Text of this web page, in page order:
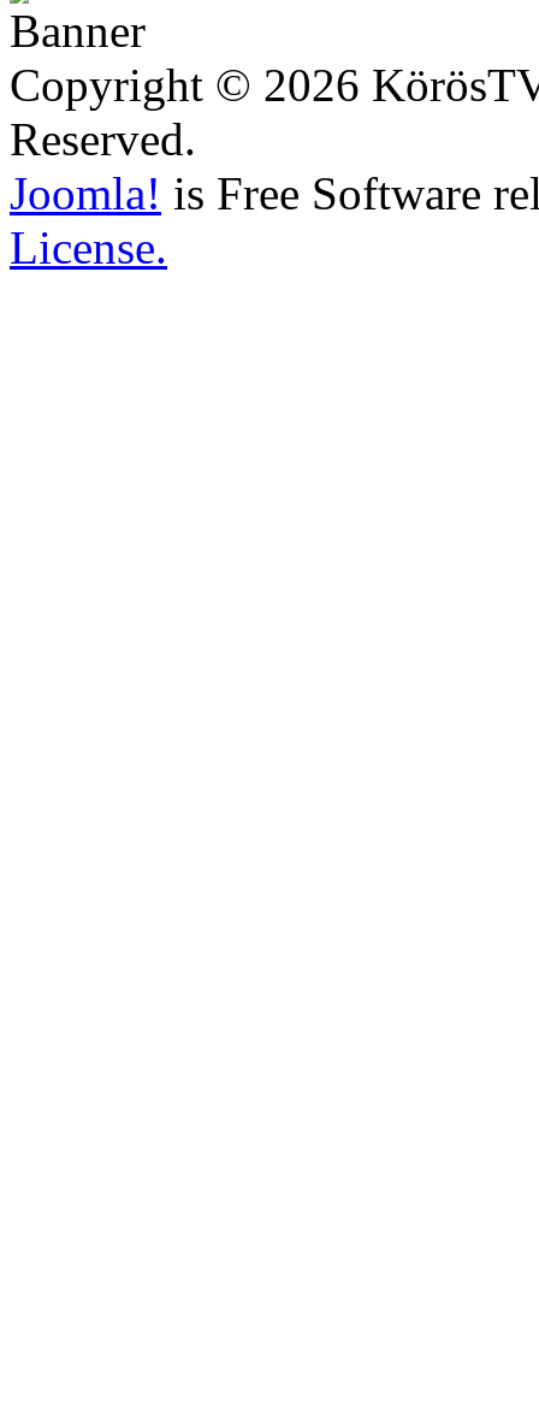
Copyright © 2026
Reserved.
Joomla! is Free Software
License.